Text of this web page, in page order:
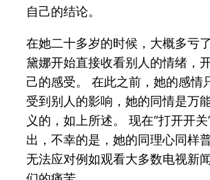
自己的结论。
在她二十多岁的时候，大概多亏
黛娜开始直接收看别人的情绪，
己的感受。 在此之前，她的感情
受到别人的影响，她的同情是万
义的，如上所述。 现在“打开开
出，不幸的是，她的同理心同样
无法应对例如观看大多数电视新